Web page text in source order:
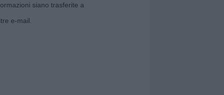
siano trasferite a
e-mail.